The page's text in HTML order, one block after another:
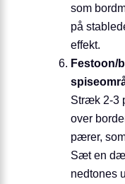
som
på
effekt.
Festoon/
Stræk 2-3
over
pærer,
Sæt en
nedtones